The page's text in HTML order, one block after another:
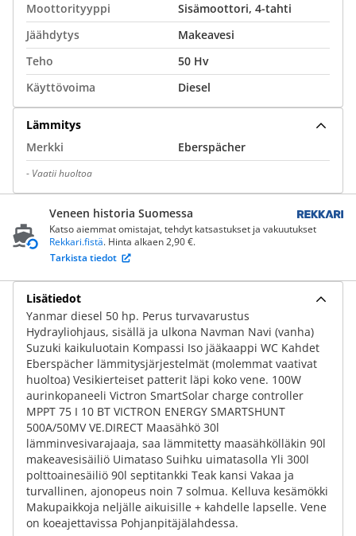
Moottorityyppi
Sisämoottori, 4-tahti
Jäähdytys
Makeavesi
Teho
50 Hv
Käyttövoima
Diesel
Lämmitys
Merkki
Eberspächer
- Vaatii huoltoa
Veneen historia Suomessa
Katso aiemmat omistajat, tehdyt katsastukset ja vakuutukset
Rekkari.fistä. Hinta alkaen 2,90 €.
Tarkista tiedot
Lisätiedot
Yanmar diesel 50 hp. Perus turvavarustus
Hydrayliohjaus, sisällä ja ulkona Navman Navi (vanha)
Suzuki kaikuluotain Kompassi Iso jääkaappi WC Kahdet
Eberspächer lämmitysjärjestelmät (molemmat vaativat
huoltoa) Vesikierteiset patterit läpi koko vene. 100W
aurinkopaneeli Victron SmartSolar charge controller
MPPT 75 I 10 BT VICTRON ENERGY SMARTSHUNT
500A/50MV VE.DIRECT Maasähkö 30l
lämminvesivarajaaja, saa lämmitetty maasähkölläkin 90l
makeavesisäiliö Uimataso Suihku uimatasolla Yli 300l
polttoainesäiliö 90l septitankki Teak kansi Vakaa ja
turvallinen, ajonopeus noin 7 solmua. Kelluva kesämökki
Makupaikkoja neljälle aikuisille + kahdelle lapselle. Vene
on koeajettavissa Pohjanpitäjälahdessa.